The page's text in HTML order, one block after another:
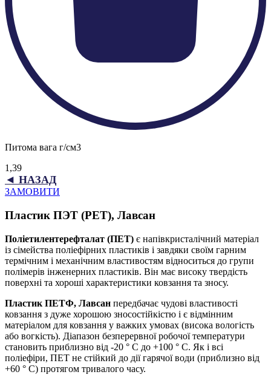
Питома вага г/см3
1,39
◄ НАЗАД
ЗАМОВИТИ
Пластик ПЭТ (PET), Лавсан
Поліетилентерефталат (ПЕТ) є напівкристалічний матеріал
із сімейства поліефірних пластиків і завдяки своїм гарним
термічним і механічним властивостям відноситься до групи
полімерів інженерних пластиків. Він має високу твердість
поверхні та хороші характеристики ковзання та зносу.
Пластик ПЕТФ, Лавсан передбачає чудові властивості
ковзання з дуже хорошою зносостійкістю і є відмінним
матеріалом для ковзання у важких умовах (висока вологість
або вогкість). Діапазон безперервної робочої температури
становить приблизно від -20 ° C до +100 ° C. Як і всі
поліефіри, ПЕТ не стійкий до дії гарячої води (приблизно від
+60 ° C) протягом тривалого часу.